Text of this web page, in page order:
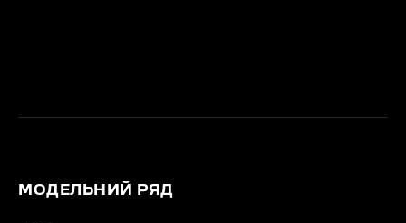
МОДЕЛЬНИЙ РЯД